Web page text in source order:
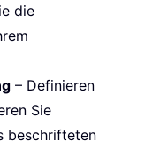
die
– Definieren
Sie
beschrifteten